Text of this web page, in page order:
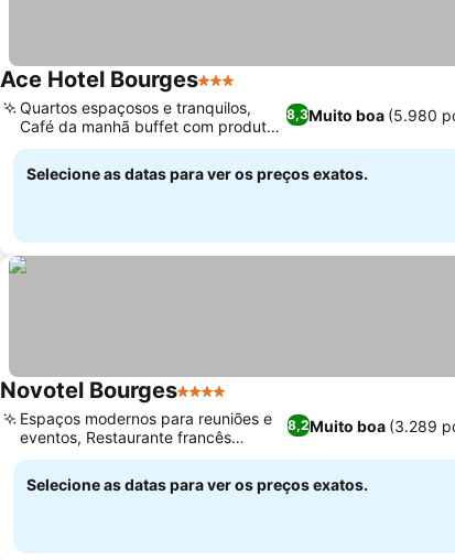
Ace Hotel Bourges3 Estrelas
8,3Muito boa (5.980
Quartos espaçosos e tranquilos,
Café da manhã buffet com produtos
locais
Selecione as datas para ver os preços exatos.
Novotel Bourges4 Estrelas
8,2Muito boa (3.289
Espaços modernos para reuniões e
eventos, Restaurante francês
tradicional
Selecione as datas para ver os preços exatos.